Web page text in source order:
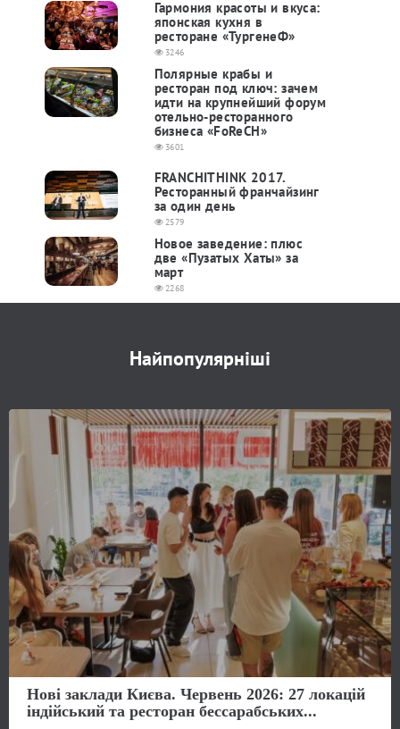
Гармония красоты и вкуса:
японская кухня в
ресторане «ТургенеФ»
3246
Полярные крабы и
ресторан под ключ: зачем
идти на крупнейший форум
отельно-ресторанного
бизнеса «FoReCH»
3601
FRANCHITHINK 2017.
Ресторанный франчайзинг
за один день
2579
Новое заведение: плюс
две «Пузатых Хаты» за
март
2268
Найпопулярніші
Нові заклади Києва. Червень 2026: 27 локацій
індійський та ресторан бессарабських...